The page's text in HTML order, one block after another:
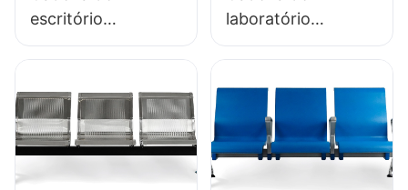
escritório
ergonômica
espuma de PU,
modelo IC091, da
HEWEI SEATING,
laboratório
ergonômica em
durável LD13
HEWEI SEATING